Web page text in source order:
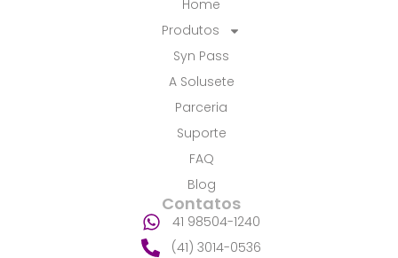
e
b
o
k
-
f
Home
Produtos
Syn Pass
A Solusete
Parceria
Suporte
FAQ
Blog
Contatos
41 98504-1240
(41) 3014-0536